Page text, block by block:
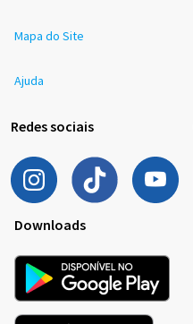
Mapa do Site
Ajuda
Redes sociais
Downloads